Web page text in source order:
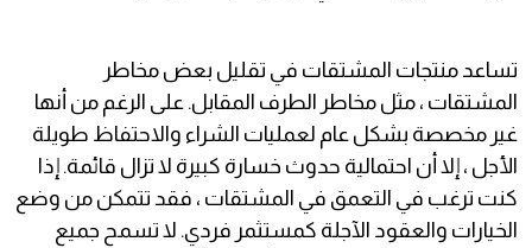
تساعد منتجات المشتقات في تقليل بعض مخاطر
المشتقات ، مثل مخاطر الطرف المقابل. على الرغم من أنها
غير مخصصة بشكل عام لعمليات الشراء والاحتفاظ طويلة
الأجل ، إلا أن احتمالية حدوث خسارة كبيرة لا تزال قائمة. إذا
كنت ترغب في التعمق في المشتقات ، فقد تتمكن من وضع
الخيارات والعقود الآجلة كمستثمر فردي. لا تسمح جميع